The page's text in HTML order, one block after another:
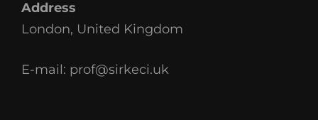
Address
London, United Kingdom
E-mail: prof@sirkeci.uk